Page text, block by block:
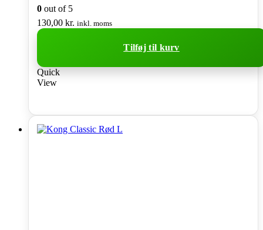
0 out of 5
130,00 kr. inkl. moms
Tilføj til kurv
Quick
View